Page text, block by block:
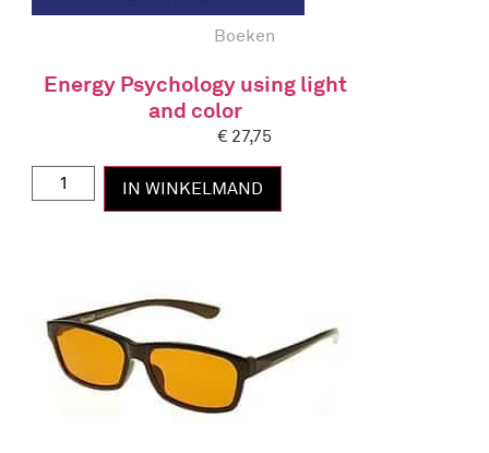
Boeken
Energy Psychology using light
and color
€ 27,75
IN WINKELMAND